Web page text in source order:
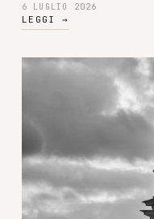
6 LUGLIO 2026
LEGGI →